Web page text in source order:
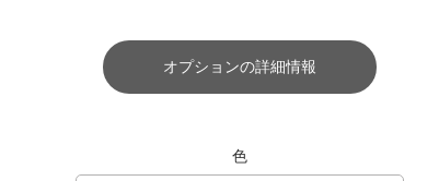
オプションの詳細情報
色